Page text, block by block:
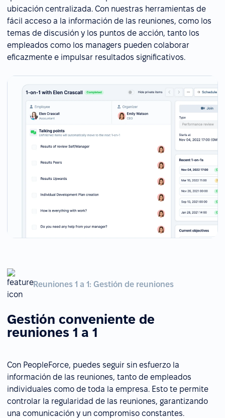
ubicación centralizada. Con nuestras herramientas de
fácil acceso a la información de las reuniones, como los
temas de discusión y los puntos de acción, tanto los
empleados como los managers pueden colaborar
eficazmente e impulsar resultados significativos.
Reuniones 1 a 1: Gestión de reuniones
Gestión conveniente de
reuniones 1 a 1
Con PeopleForce, puedes seguir sin esfuerzo la
información de las reuniones, tanto de empleados
individuales como de toda la empresa. Esto te permite
controlar la regularidad de las reuniones, garantizando
una comunicación y un compromiso constantes.